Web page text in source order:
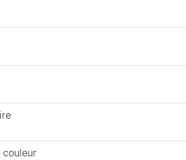
couleur